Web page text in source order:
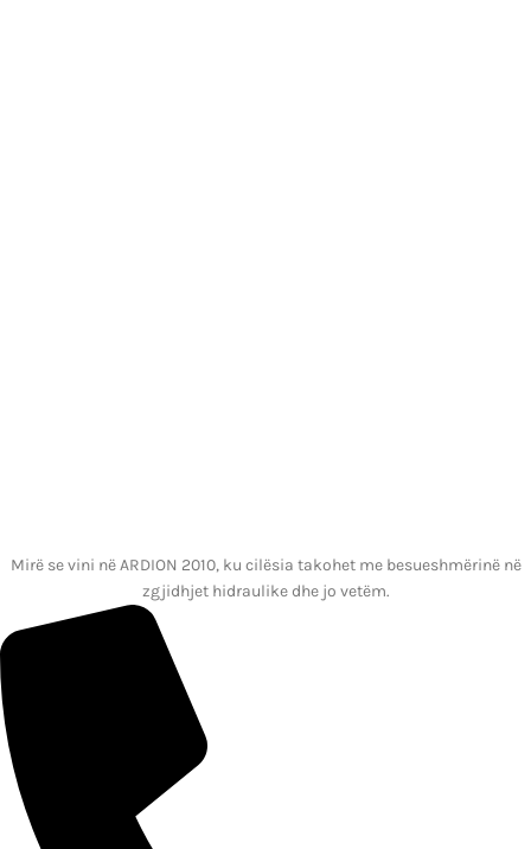
Mirë se vini në ARDION 2010, ku cilësia takohet me besueshmërinë në
zgjidhjet hidraulike dhe jo vetëm.